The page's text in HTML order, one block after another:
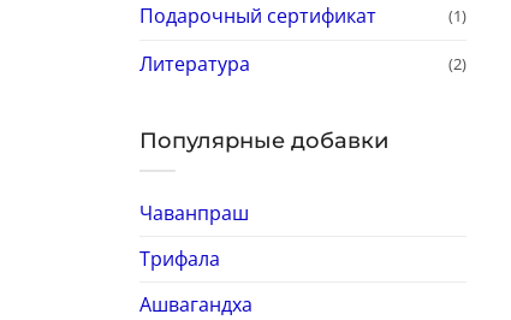
Подарочный сертификат (1)
Литература (2)
Популярные добавки
Чаванпраш
Трифала
Ашвагандха